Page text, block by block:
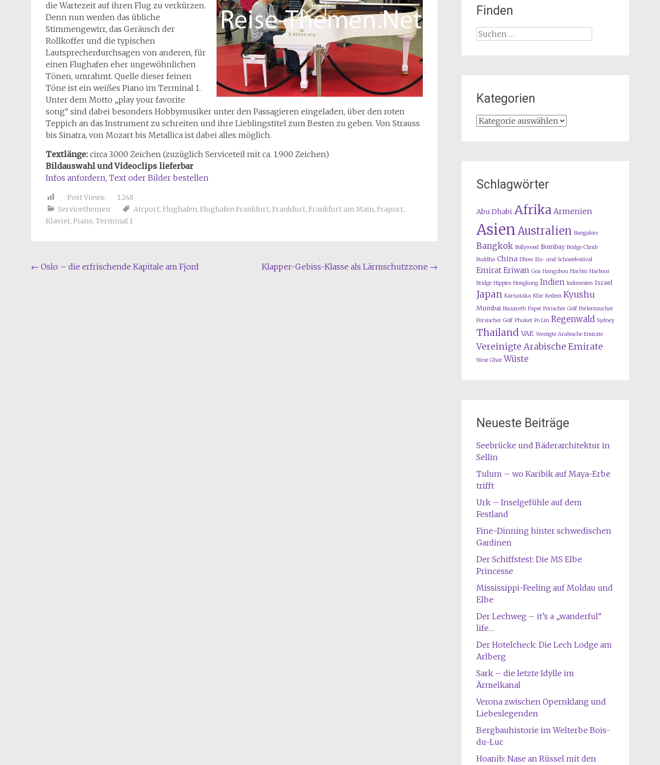
die Wartezeit auf ihren Flug zu verkürzen.
Denn nun werden das übliche
Stimmengewirr, das Geräusch der
Rollkoffer und die typischen
Lautsprecherdurchsagen von anderen, für
einen Flughafen eher ungewöhnlichen
Tönen, umrahmt. Quelle dieser feinen
Töne ist ein weißes Piano im Terminal 1.
Unter dem Motto „play your favorite
song“ sind dabei besonders Hobbymusiker unter den Passagieren eingeladen, über den roten
Teppich an das Instrument zu schreiten und ihre Lieblingstitel zum Besten zu geben. Von Strauss
bis Sinatra, von Mozart bis Metallica ist dabei alles möglich.
Textlänge: circa 3.000 Zeichen (zuzüglich Serviceteil mit ca. 1.900 Zeichen)
Bildauswahl und Videoclips lieferbar
Infos anfordern, Text oder Bilder bestellen
Post Views:
1.248
Servicethemen
Airport, Flughafen, Flughafen Frankfurt, Frankfurt, Frankfurt am Main, Fraport,
Klavier, Piano, Terminal 1
Beitragsnavigation
← Oslo – die erfrischende Kapitale am Fjord Klapper-Gebiss-Klasse als Lärmschutzzone →
Finden
Suchen
Kategorien
Kategorien
Schlagwörter
Abu Dhabi Afrika Armenien
AsienAustralien Bangalore
Bangkok Bollywood Bombay Bridge Climb
Buddha China Dhow Eis- und Schneefestival
Emirat Eriwan Goa Hangzhou Harbin Harbour
Bridge Hippies Hongkong Indien Indonesien Israel
Japan Karnataka Kfar Kedem Kyushu
Mumbai Nazareth Papst Perischer Golf Perlentaucher
Persischer Golf Phuket Po Lin Regenwald Sydney
Thailand VAE Vereiigte Arabische Emirate
Vereinigte Arabische Emirate
West Ghat Wüste
Neueste Beiträge
Seebrücke und Bäderarchitektur in
Sellin
Tulum – wo Karibik auf Maya-Erbe
trifft
Urk – Inselgefühle auf dem
Festland
Fine-Dinning hinter schwedischen
Gardinen
Der Schiffstest: Die MS Elbe
Princesse
Mississippi-Feeling auf Moldau und
Elbe
Der Lechweg – it’s a „wanderful“
life…
Der Hotelcheck: Die Lech Lodge am
Arlberg
Sark – die letzte Idylle im
Ärmelkanal
Verona zwischen Opernklang und
Liebeslegenden
Bergbauhistorie im Welterbe Bois-
du-Luc
Hoanib: Nase an Rüssel mit den